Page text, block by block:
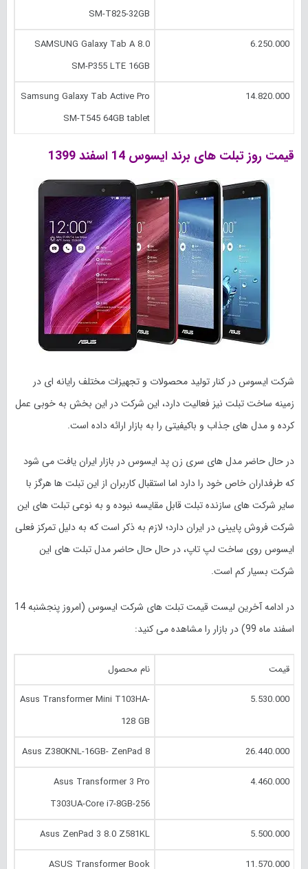
SM-T825-32GB
6.250.000
SAMSUNG Galaxy Tab A 8.0
SM-P355 LTE 16GB
14.820.000
Samsung Galaxy Tab Active Pro
SM-T545 64GB tablet
قیمت روز تبلت های برند ایسوس 14 اسفند 1399
شرکت ایسوس در کنار تولید محصولات و تجهیزات مختلف رایانه ای در
زمینه ساخت تبلت نیز فعالیت دارد، این شرکت در این بخش به خوبی عمل
کرده و مدل های جذاب و باکیفیتی را به بازار ارائه داده است.
در حال حاضر مدل های سری زن پد ایسوس در بازار ایران یافت می شود
که طرفداران خاص خود را دارد اما استقبال کاربران از این تبلت ها هرگز با
سایر شرکت های سازنده تبلت قابل مقایسه نبوده و به نوعی تبلت های این
شرکت فروش پایینی در ایران دارد؛ لازم به ذکر است که به دلیل تمرکز فعلی
ایسوس روی ساخت لپ تاپ، در حال حال حاضر مدل‌ تبلت های این
شرکت بسیار کم است.
در ادامه آخرین لیست قیمت تبلت های شرکت ایسوس (امروز پنجشنبه 14
اسفند ماه 99) در بازار را مشاهده می کنید:
قیمت نام محصول
5.530.000
Asus Transformer Mini T103HA-
128 GB
26.440.000
Asus Z380KNL-16GB- ZenPad 8
4.460.000
Asus Transformer 3 Pro
T303UA-Core i7-8GB-256
5.500.000
Asus ZenPad 3 8.0 Z581KL
11.570.000
ASUS Transformer Book